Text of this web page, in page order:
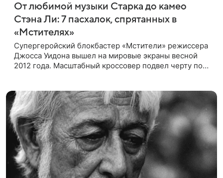
От любимой музыки Старка до камео
Стэна Ли: 7 пасхалок, спрятанных в
«Мстителях»
Супергеройский блокбастер «Мстители» режиссера
Джосса Уидона вышел на мировые экраны весной
2012 года. Масштабный кроссовер подвел черту под